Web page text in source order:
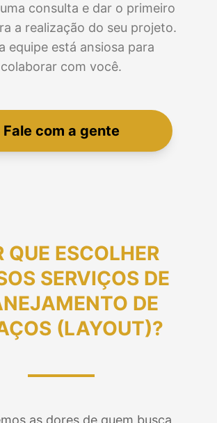
consulta e dar o primeiro
a realização do seu projeto.
equipe está ansiosa para
colaborar com você.
Fale com a gente
QUE ESCOLHER
SERVIÇOS DE
DE
(LAYOUT)?